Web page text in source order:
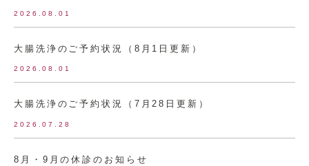
2026.08.01
大腸洗浄のご予約状況（8月1日更新）
2026.08.01
大腸洗浄のご予約状況（7月28日更新）
2026.07.28
8月・9月の休診のお知らせ